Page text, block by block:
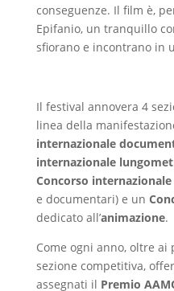
conseguenze. Il film è,
Epifanio, un tranquillo
sfiorano e incontrano in
Il festival annovera 4
linea della
internazionale
internazionale
Concorso
e documentari) e un
dedicato all’animazione.
Come ogni anno, oltre
sezione competitiva,
assegnati il Premio